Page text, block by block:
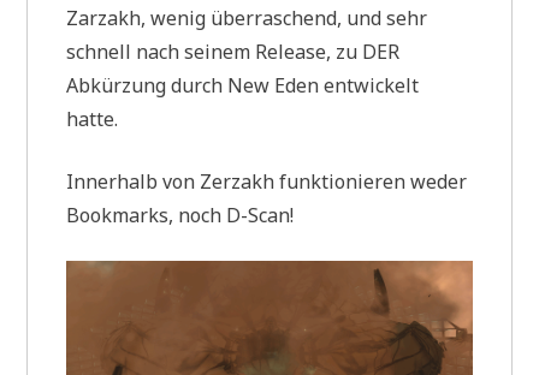
Zarzakh, wenig überraschend, und sehr
schnell nach seinem Release, zu DER
Abkürzung durch New Eden entwickelt
hatte.
Innerhalb von Zerzakh funktionieren weder
Bookmarks, noch D-Scan!